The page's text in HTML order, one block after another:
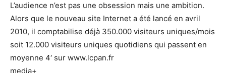
L’audience n’est pas une obsession mais une ambition.
Alors que le nouveau site Internet a été lancé en avril
2010, il comptabilise déjà 350.000 visiteurs uniques/mois
soit 12.000 visiteurs uniques quotidiens qui passent en
moyenne 4′ sur www.lcpan.fr
media+